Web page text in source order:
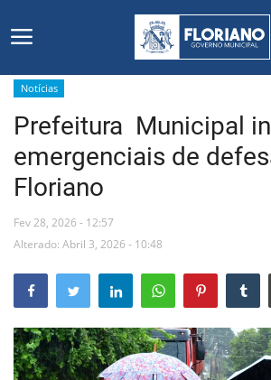
Início
Editais
Floriano
Mural de Licitações
Notícias
Notícias
Prefeitura Municipal
emergenciais de
Floriano
Fev 28, 2026 - 12:57
Alterado: Abril 3, 2026 - 10:48